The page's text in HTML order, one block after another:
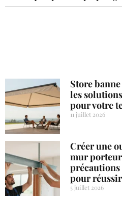
Store
les
pour votre
11 juillet 2026
Créer une
mur
pour réussir
5 juillet 2026